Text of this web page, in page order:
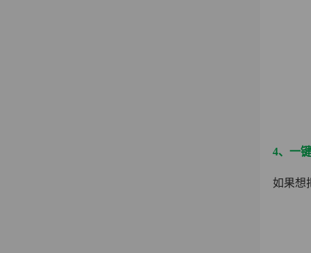
4、一
如果想